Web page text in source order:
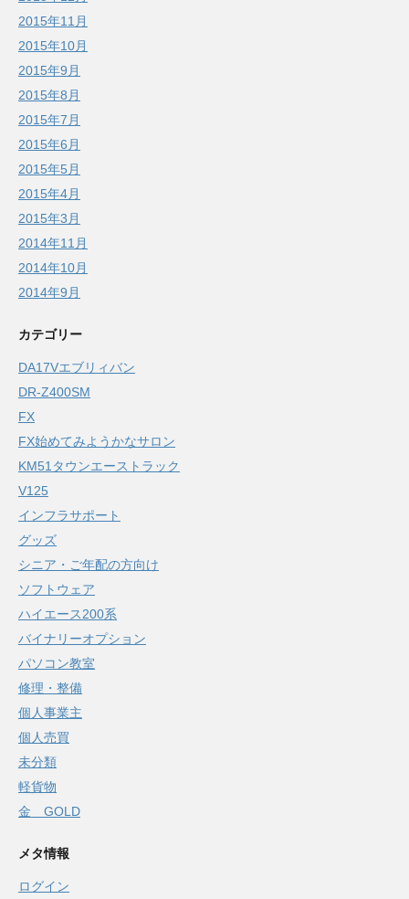
2015年11月
2015年10月
2015年9月
2015年8月
2015年7月
2015年6月
2015年5月
2015年4月
2015年3月
2014年11月
2014年10月
2014年9月
カテゴリー
DA17Vエブリィバン
DR-Z400SM
FX
FX始めてみようかなサロン
KM51タウンエーストラック
V125
インフラサポート
グッズ
シニア・ご年配の方向け
ソフトウェア
ハイエース200系
バイナリーオプション
パソコン教室
修理・整備
個人事業主
個人売買
未分類
軽貨物
金 GOLD
メタ情報
ログイン